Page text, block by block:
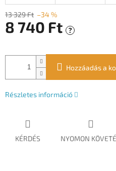
13 329 Ft –34 %
8 740 Ft ?
Hozzáadás a
Részletes információ
KÉRDÉS NYOMON